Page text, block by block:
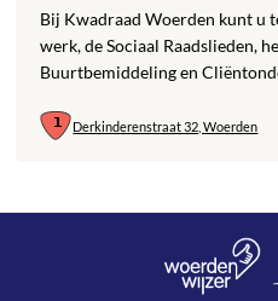
Bij Kwadraad Woerden kunt u
werk, de Sociaal Raadslieden,
Buurtbemiddeling en
Derkinderenstraat 32, Woerden